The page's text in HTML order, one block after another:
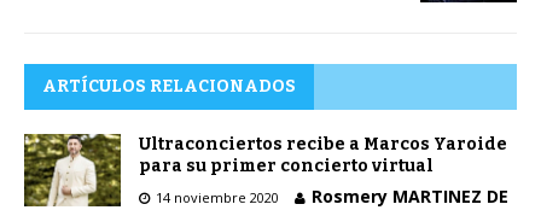
ARTÍCULOS RELACIONADOS
Ultraconciertos recibe a Marcos Yaroide
para su primer concierto virtual
14 noviembre 2020
Rosmery MARTINEZ DE